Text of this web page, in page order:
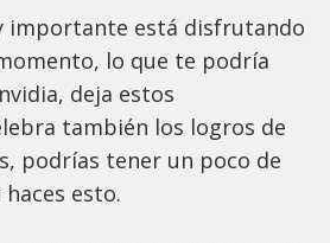
importante está disfrutando
lo que te podría
deja estos
también los logros de
podrías tener un poco de
esto.